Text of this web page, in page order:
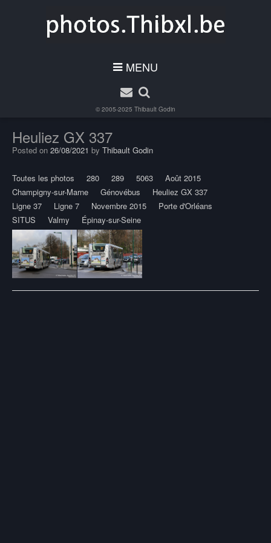
MENU
© 2005-2025 Thibault Godin
Heuliez GX 337
Posted on 26/08/2021 by Thibault Godin
Toutes les photos 280 289 5063
Août 2015
Champigny-sur-Marne
Génovébus
Heuliez GX 337
Ligne 37
Ligne 7 Novembre 2015
Porte d'Orléans
SITUS
Valmy Épinay-sur-Seine
Post